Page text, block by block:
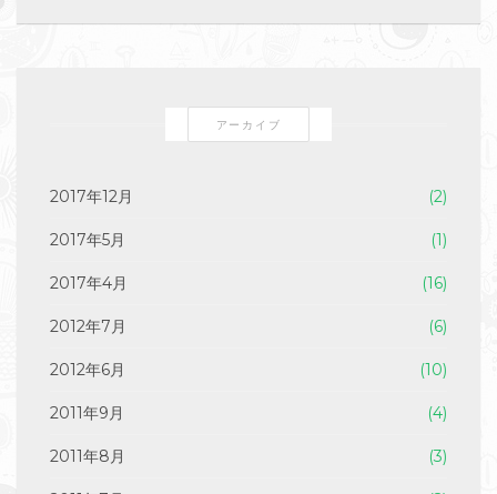
アーカイブ
2017年12月 (2)
2017年5月 (1)
2017年4月 (16)
2012年7月 (6)
2012年6月 (10)
2011年9月 (4)
2011年8月 (3)